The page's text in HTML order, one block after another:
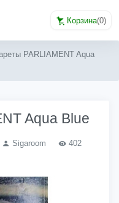
Корзина(0)
PARLIAMENT Aqua
Aqua Blue
Sigaroom
402